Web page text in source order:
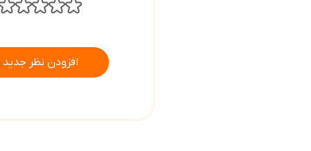
افزودن نظر جدید